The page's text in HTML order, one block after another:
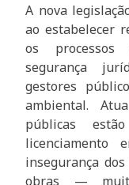
A nova
ao estabelecer
os processos
segurança
gestores
ambiental.
públicas
licenciamento
insegurança
obras —